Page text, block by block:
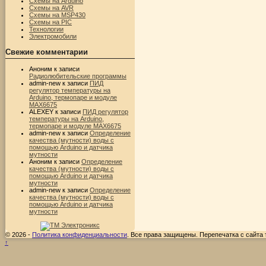
Схемы на AVR
Схемы на MSP430
Схемы на PIC
Технологии
Электромобили
Свежие комментарии
Аноним к записи
Радиолюбительские программы
admin-new к записи ПИД
регулятор температуры на
Arduino, термопаре и модуле
MAX6675
ALEXEY к записи ПИД регулятор
температуры на Arduino,
термопаре и модуле MAX6675
admin-new к записи Определение
качества (мутности) воды с
помощью Arduino и датчика
мутности
Аноним к записи Определение
качества (мутности) воды с
помощью Arduino и датчика
мутности
admin-new к записи Определение
качества (мутности) воды с
помощью Arduino и датчика
мутности
© 2026 - Политика конфиденциальности . Все права защищены. Перепечатка с
↑